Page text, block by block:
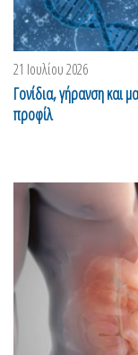
21 Ιουλίου 2026
Γονίδια, γήρανση και
προφίλ